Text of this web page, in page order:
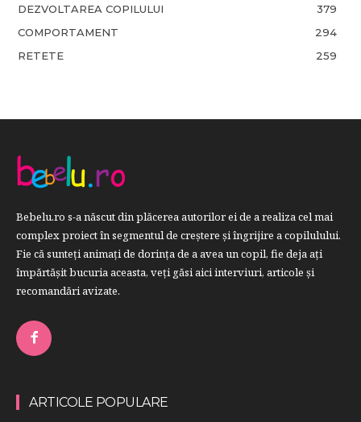
DEZVOLTAREA COPILULUI
379
COMPORTAMENT
294
RETETE
259
Bebelu.ro s-a născut din plăcerea autorilor ei de a realiza cel mai
complex proiect în segmentul de creştere şi îngrijire a copilulului.
Fie că sunteţi animaţi de dorinţa de a avea un copil, fie deja aţi
împărtăşit bucuria aceasta, veți găsi aici interviuri, articole şi
recomandări avizate.
ARTICOLE POPULARE